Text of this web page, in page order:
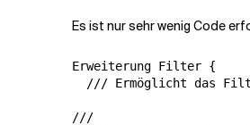
Es ist nur sehr wenig Code
Erweiterung Filter {
/// Ermöglicht das
///